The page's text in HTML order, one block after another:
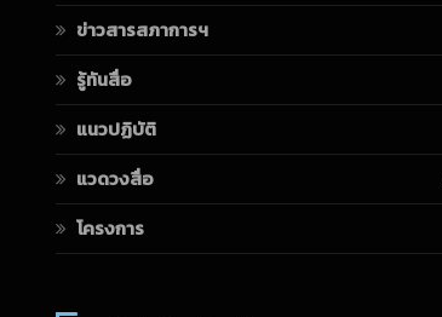
ข่าวสารสภาการฯ
รู้ทันสื่อ
แนวปฏิบัติ
แวดวงสื่อ
โครงการ